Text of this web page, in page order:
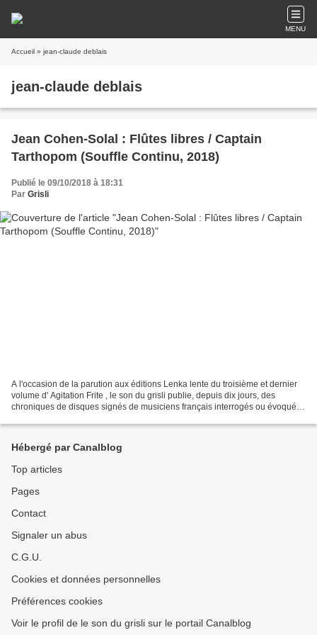
MENU
Accueil » jean-claude deblais
jean-claude deblais
Jean Cohen-Solal : Flûtes libres / Captain
Tarthopom (Souffle Continu, 2018)
Publié le 09/10/2018 à 18:31
Par Grisli
A l'occasion de la parution aux éditions Lenka lente du troisième et dernier
volume d' Agitation Frite , le son du grisli publie, depuis dix jours, des
chroniques de disques signés de musiciens français interrogés ou évoqués
Hébergé par Canalblog
Top articles
Pages
Contact
Signaler un abus
C.G.U.
Cookies et données personnelles
Préférences cookies
Voir le profil de le son du grisli sur le portail Canalblog